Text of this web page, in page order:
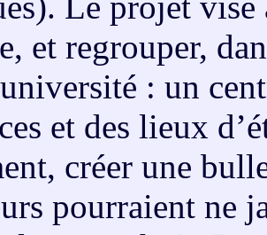
et regrouper,
: un
et des lieux
créer une
pourraient ne